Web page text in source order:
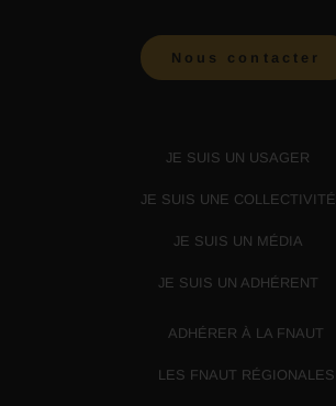
Nous contacter
JE SUIS UN USAGER
JE SUIS UNE COLLECTIVITÉ
JE SUIS UN MÉDIA
JE SUIS UN ADHÉRENT
ADHÉRER À LA FNAUT
LES FNAUT RÉGIONALES